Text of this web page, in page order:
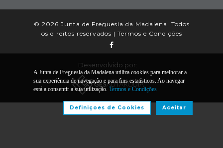
© 2026 Junta de Freguesia da Madalena. Todos
os direitos reservados | Termos e Condições
Desenvolvido por:
A Junta de Freguesia da Madalena utiliza cookies para melhorar a
sua experiência de navegação e para fins estatísticos. Ao navegar
está a consentir a sua utilização. Termos e Condições
Aceitar
Definiçoes de Cookies